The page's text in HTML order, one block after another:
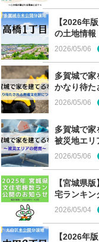
【2026年
の土地情報
高橋1丁目
2026/05/06
多賀城で家
かなり待た
財について
2026/05/06
多賀城で家
被災地エリ
2026/05/06
【宮城県
宅ランキン
せ
2026/05/04
【2026年